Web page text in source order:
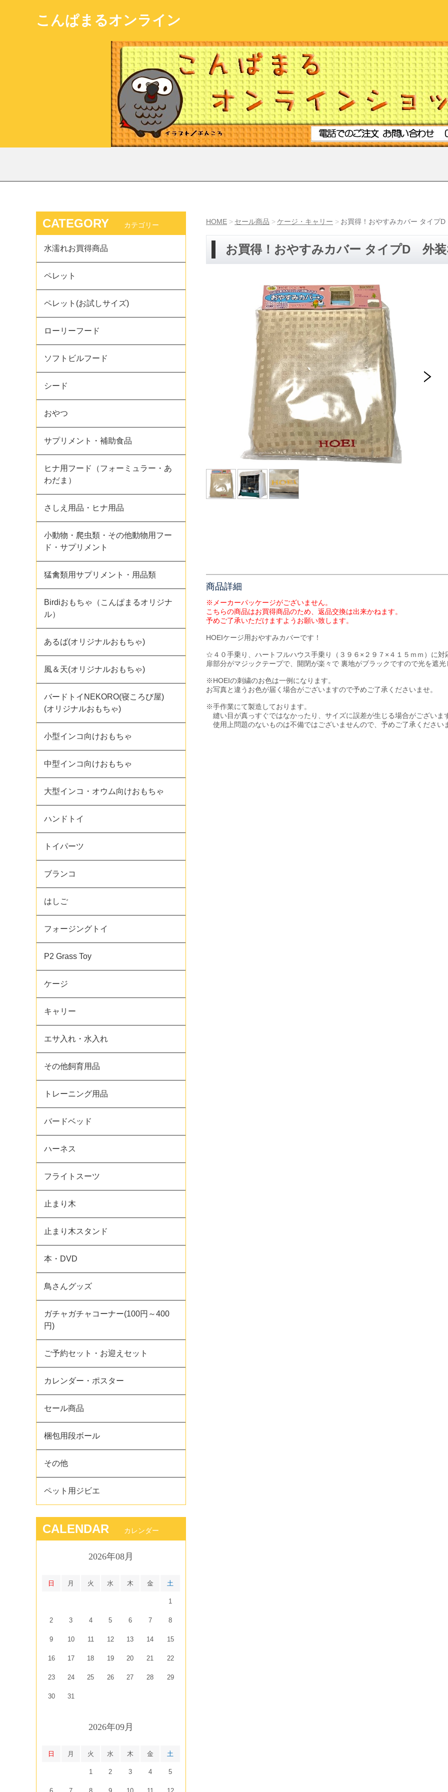
こんぱまるオンライン
HOME セール商品 ケージ・キャリー お買得！おやすみカバー タイプ
お買得！おやすみカバー タイプD 外装
商品詳細
※メーカーパッケージがございません。
こちらの商品はお買得商品のため、返品交換は出来かねます。
予めご了承いただけますようお願い致します。
HOEIケージ用おやすみカバーです！
☆４０手乗り、ハートフルハウス手乗り（３９６×２９７×４１５ｍｍ）に対
扉部分がマジックテープで、開閉が楽々で 裏地がブラックですので光を遮光
※HOEIの刺繍のお色は一例になります。
お写真と違うお色が届く場合がございますので予めご了承くださいませ。
※手作業にて製造しております。
縫い目が真っすぐではなかったり、サイズに誤差が生じる場合がございま
使用上問題のないものは不備ではございませんので、予めご了承ください
CATEGORY カテゴリー
水濡れお買得商品
ペレット
ペレット(お試しサイズ)
ローリーフード
ソフトビルフード
シード
おやつ
サプリメント・補助食品
ヒナ用フード（フォーミュラー・あ
わだま）
さしえ用品・ヒナ用品
小動物・爬虫類・その他動物用フー
ド・サプリメント
猛禽類用サプリメント・用品類
Birdiおもちゃ（こんぱまるオリジナ
ル）
あるば(オリジナルおもちゃ)
風＆天(オリジナルおもちゃ)
バードトイNEKORO(寝ころび屋)
(オリジナルおもちゃ)
小型インコ向けおもちゃ
中型インコ向けおもちゃ
大型インコ・オウム向けおもちゃ
ハンドトイ
トイパーツ
ブランコ
はしご
フォージングトイ
P2 Grass Toy
ケージ
キャリー
エサ入れ・水入れ
その他飼育用品
トレーニング用品
バードベッド
ハーネス
フライトスーツ
止まり木
止まり木スタンド
本・DVD
鳥さんグッズ
ガチャガチャコーナー(100円～400
円)
ご予約セット・お迎えセット
カレンダー・ポスター
セール商品
梱包用段ボール
その他
ペット用ジビエ
CALENDAR カレンダー
2026年08月
日 月 火 水 木 金 土
1
2 3 4 5 6 7 8
9 10 11 12 13 14 15
16 17 18 19 20 21 22
23 24 25 26 27 28 29
30 31
2026年09月
日 月 火 水 木 金 土
1 2 3 4 5